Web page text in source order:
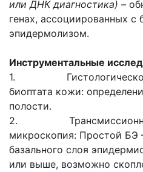
или ДНК диагностика) –
генах, ассоциированных с
эпидермолизом.
Инструментальные
1. Гистологическое
биоптата кожи:
полости.
2. Трансмиссионная
микроскопия: Простой БЭ
базального слоя
или выше, возможно